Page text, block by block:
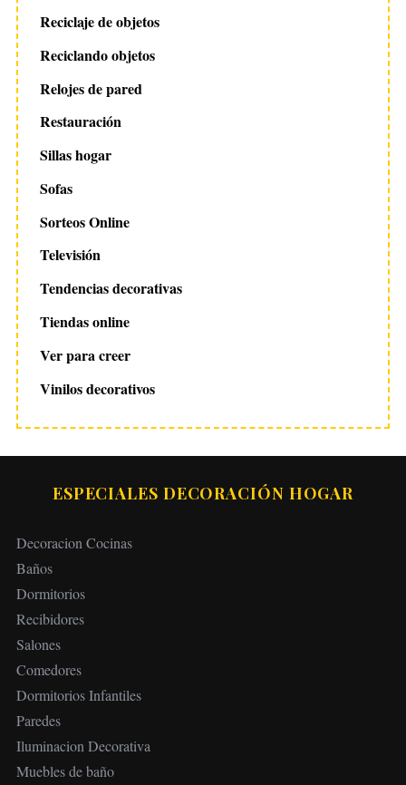
Reciclaje de objetos
Reciclando objetos
Relojes de pared
Restauración
Sillas hogar
Sofas
Sorteos Online
Televisión
Tendencias decorativas
Tiendas online
Ver para creer
Vinilos decorativos
ESPECIALES DECORACIÓN HOGAR
Decoracion Cocinas
Baños
Dormitorios
Recibidores
Salones
Comedores
Dormitorios Infantiles
Paredes
Iluminacion Decorativa
Muebles de baño